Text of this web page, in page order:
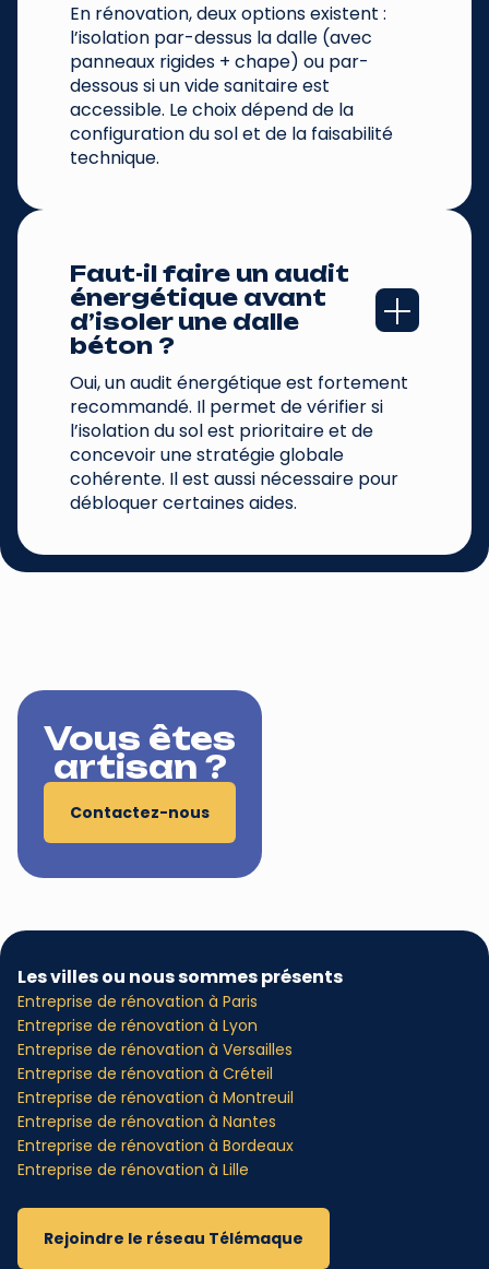
En rénovation, deux options existent :
l’isolation par-dessus la dalle (avec
panneaux rigides + chape) ou par-
dessous si un vide sanitaire est
accessible. Le choix dépend de la
configuration du sol et de la faisabilité
technique.
Faut-il faire un audit
énergétique avant
d’isoler une dalle
béton ?
Oui, un audit énergétique est fortement
recommandé. Il permet de vérifier si
l’isolation du sol est prioritaire et de
concevoir une stratégie globale
cohérente. Il est aussi nécessaire pour
débloquer certaines aides.
Vous êtes
artisan ?
Contactez-nous
Rejoindre le réseau Télémaque
Les villes ou nous sommes présents
Entreprise de rénovation à Paris
Entreprise de rénovation à Lyon
Entreprise de rénovation à Versailles
Entreprise de rénovation à Créteil
Entreprise de rénovation à Montreuil
Entreprise de rénovation à Nantes
Entreprise de rénovation à Bordeaux
Entreprise de rénovation à Lille